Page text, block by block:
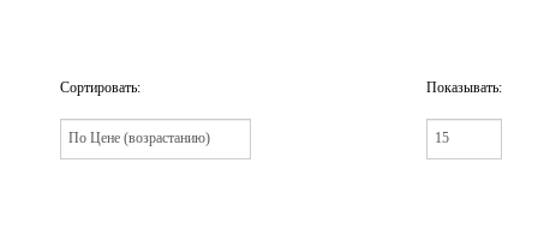
Сортировать: Показывать: